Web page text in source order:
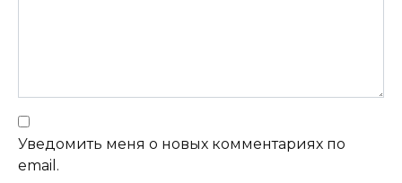
Уведомить меня о новых комментариях по
email.